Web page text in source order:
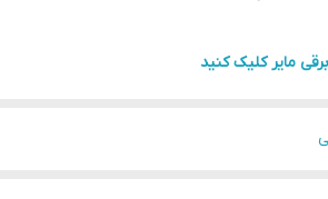
مایر کلیک کنید